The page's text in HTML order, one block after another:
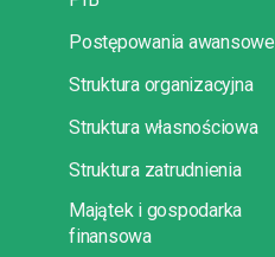
Postępowania awansowe
Struktura organizacyjna
Struktura własnościowa
Struktura zatrudnienia
Majątek i gospodarka
finansowa